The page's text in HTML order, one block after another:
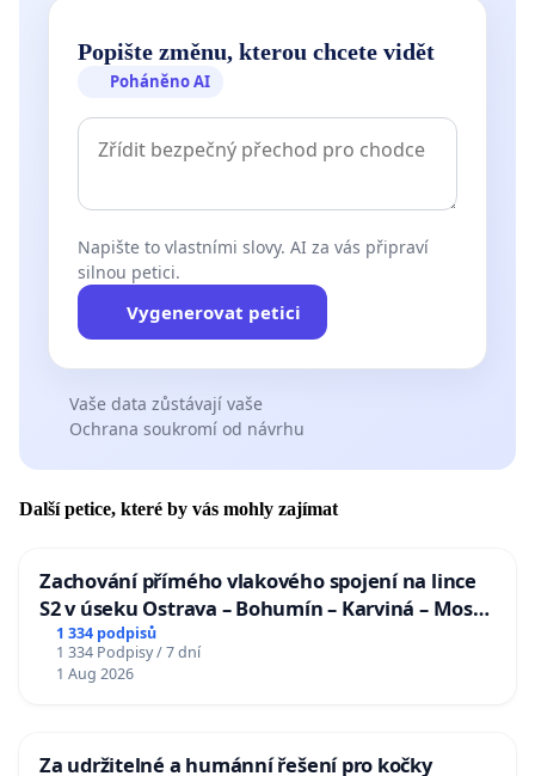
Popište změnu, kterou chcete vidět
Poháněno AI
Napište to vlastními slovy. AI za vás připraví
silnou petici.
Vygenerovat petici
Vaše data zůstávají vaše
Ochrana soukromí od návrhu
Další petice, které by vás mohly zajímat
Zachování přímého vlakového spojení na lince
S2 v úseku Ostrava – Bohumín – Karviná – Mosty
u Jablunkova
1 334 podpisů
1 334 Podpisy / 7 dní
1 Aug 2026
Za udržitelné a humánní řešení pro kočky